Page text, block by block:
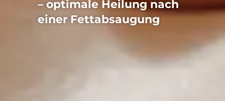
– optimale Heilung nach
einer Fettabsaugung